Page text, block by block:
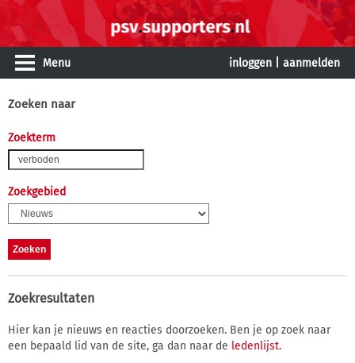
Menu inloggen aanmelden
Zoeken naar
Zoekterm
Zoekgebied
Zoekresultaten
Hier kan je nieuws en reacties doorzoeken. Ben je op zoek naar
een bepaald lid van de site, ga dan naar de ledenlijst.